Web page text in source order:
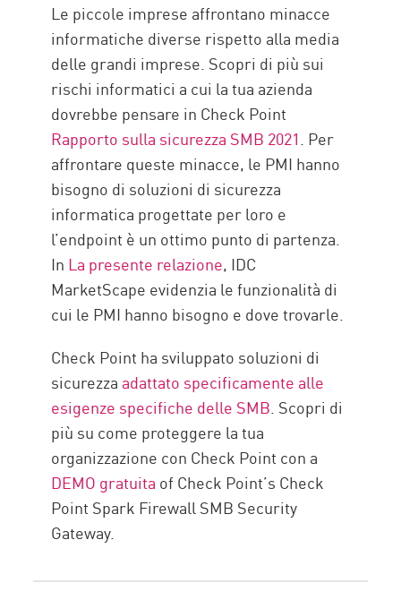
Le piccole imprese affrontano minacce
informatiche diverse rispetto alla media
delle grandi imprese. Scopri di più sui
rischi informatici a cui la tua azienda
dovrebbe pensare in Check Point
Rapporto sulla sicurezza SMB 2021. Per
affrontare queste minacce, le PMI hanno
bisogno di soluzioni di sicurezza
informatica progettate per loro e
l’endpoint è un ottimo punto di partenza.
In La presente relazione, IDC
MarketScape evidenzia le funzionalità di
cui le PMI hanno bisogno e dove trovarle.
Check Point ha sviluppato soluzioni di
sicurezza adattato specificamente alle
esigenze specifiche delle SMB. Scopri di
più su come proteggere la tua
organizzazione con Check Point con a
DEMO gratuita of Check Point’s Check
Point Spark Firewall SMB Security
Gateway.